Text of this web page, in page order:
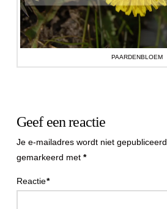
PAARDENBLOEM
Geef een reactie
Je e-mailadres wordt niet gepubliceerd.
gemarkeerd met *
Reactie*